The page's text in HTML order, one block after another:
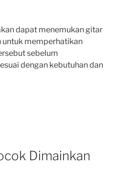
dapat menemukan gitar
untuk memperhatikan
sebelum
dengan kebutuhan dan
Dimainkan